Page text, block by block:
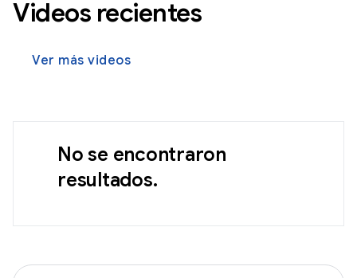
Videos recientes
Ver más videos
No se encontraron
resultados.